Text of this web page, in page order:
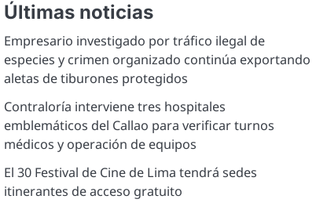
Últimas noticias
Empresario investigado por tráfico ilegal de
especies y crimen organizado continúa exportando
aletas de tiburones protegidos
Contraloría interviene tres hospitales
emblemáticos del Callao para verificar turnos
médicos y operación de equipos
El 30 Festival de Cine de Lima tendrá sedes
itinerantes de acceso gratuito